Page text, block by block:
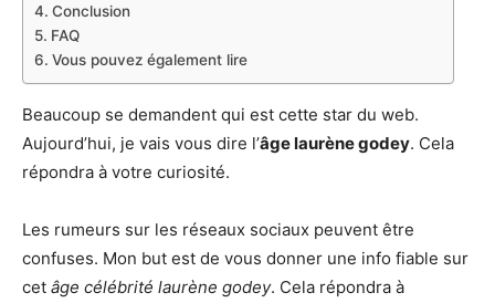
Conclusion
FAQ
Vous pouvez également lire
Beaucoup se demandent qui est cette star du web.
Aujourd’hui, je vais vous dire l’âge laurène godey. Cela
répondra à votre curiosité.
Les rumeurs sur les réseaux sociaux peuvent être
confuses. Mon but est de vous donner une info fiable sur
cet âge célébrité laurène godey. Cela répondra à